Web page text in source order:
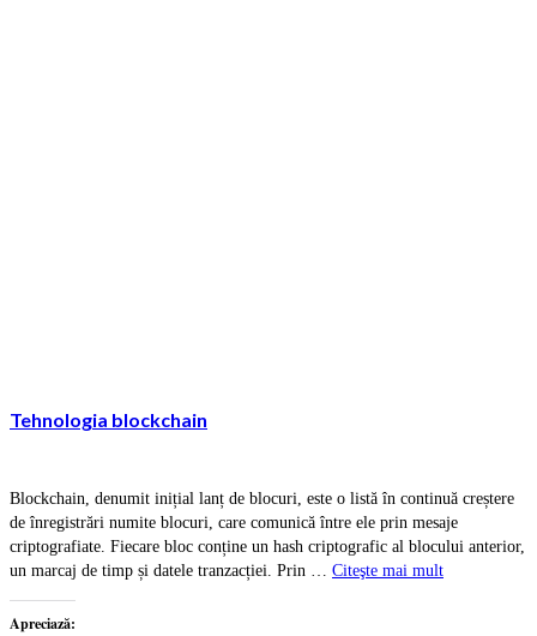
Tehnologia blockchain
Blockchain, denumit inițial lanț de blocuri, este o listă în continuă creștere
de înregistrări numite blocuri, care comunică între ele prin mesaje
criptografiate. Fiecare bloc conține un hash criptografic al blocului anterior,
un marcaj de timp și datele tranzacției. Prin … Citeşte mai mult
Apreciază: